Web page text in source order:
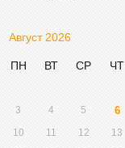
Август 2026
ПН ВТ СР ЧТ
3
4 5 6
10
11 12 13